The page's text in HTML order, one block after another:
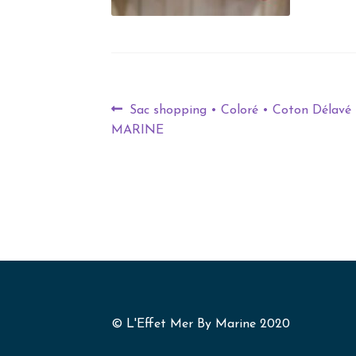
Sac shopping • Coloré • Coton
MARINE
© L'Effet Mer By Marine 2020